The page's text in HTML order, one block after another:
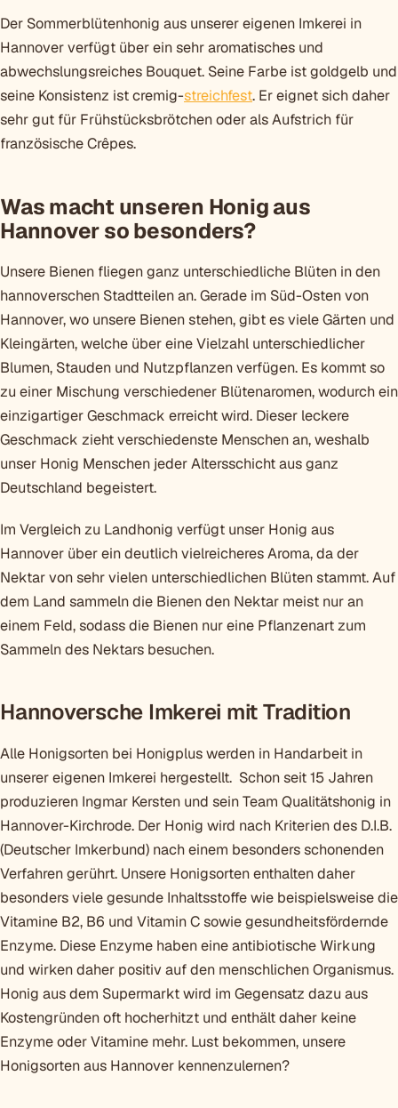
Der Sommerblütenhonig aus unserer eigenen Imkerei in
Hannover verfügt über ein sehr aromatisches und
abwechslungsreiches Bouquet. Seine Farbe ist goldgelb und
seine Konsistenz ist cremig-streichfest. Er eignet sich daher
sehr gut für Frühstücksbrötchen oder als Aufstrich für
französische Crêpes.
Was macht unseren Honig aus
Hannover so besonders?
Unsere Bienen fliegen ganz unterschiedliche Blüten in den
hannoverschen Stadtteilen an. Gerade im Süd-Osten von
Hannover, wo unsere Bienen stehen, gibt es viele Gärten und
Kleingärten, welche über eine Vielzahl unterschiedlicher
Blumen, Stauden und Nutzpflanzen verfügen. Es kommt so
zu einer Mischung verschiedener Blütenaromen, wodurch ein
einzigartiger Geschmack erreicht wird. Dieser leckere
Geschmack zieht verschiedenste Menschen an, weshalb
unser Honig Menschen jeder Altersschicht aus ganz
Deutschland begeistert.
Im Vergleich zu Landhonig verfügt unser Honig aus
Hannover über ein deutlich vielreicheres Aroma, da der
Nektar von sehr vielen unterschiedlichen Blüten stammt. Auf
dem Land sammeln die Bienen den Nektar meist nur an
einem Feld, sodass die Bienen nur eine Pflanzenart zum
Sammeln des Nektars besuchen.
Hannoversche Imkerei mit Tradition
Alle Honigsorten bei Honigplus werden in Handarbeit in
unserer eigenen Imkerei hergestellt. Schon seit 15 Jahren
produzieren Ingmar Kersten und sein Team Qualitätshonig in
Hannover-Kirchrode. Der Honig wird nach Kriterien des D.I.B.
(Deutscher Imkerbund) nach einem besonders schonenden
Verfahren gerührt. Unsere Honigsorten enthalten daher
besonders viele gesunde Inhaltsstoffe wie beispielsweise die
Vitamine B2, B6 und Vitamin C sowie gesundheitsfördernde
Enzyme. Diese Enzyme haben eine antibiotische Wirkung
und wirken daher positiv auf den menschlichen Organismus.
Honig aus dem Supermarkt wird im Gegensatz dazu aus
Kostengründen oft hocherhitzt und enthält daher keine
Enzyme oder Vitamine mehr. Lust bekommen, unsere
Honigsorten aus Hannover kennenzulernen?